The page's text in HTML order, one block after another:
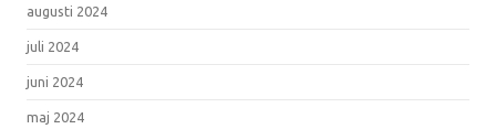
augusti 2024
juli 2024
juni 2024
maj 2024